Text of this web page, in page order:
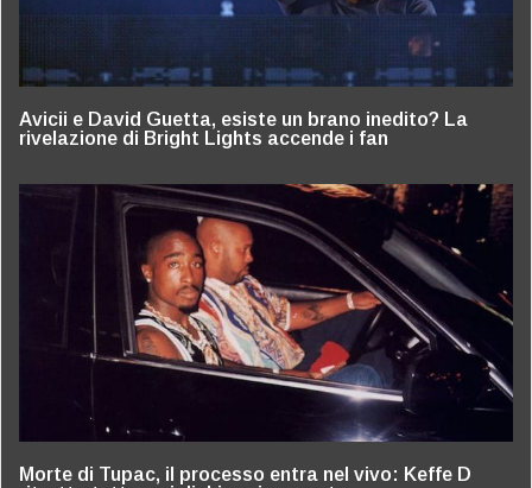
Avicii e David Guetta, esiste un brano inedito? La
rivelazione di Bright Lights accende i fan
Morte di Tupac, il processo entra nel vivo: Keffe D